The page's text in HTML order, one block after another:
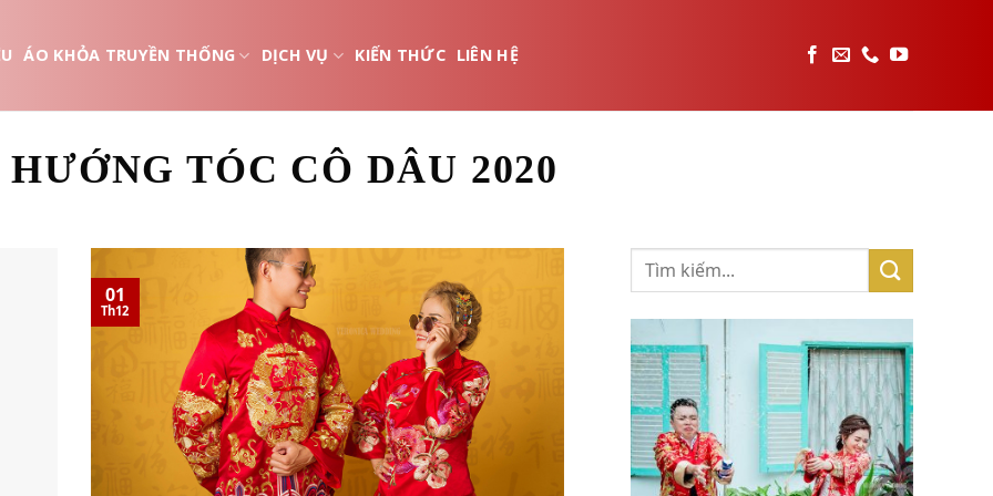
ÁO KHỎA TRUYỀN THỐNG DỊCH VỤ KIẾN THỨC LIÊN HỆ
TÓC CÔ DÂU 2020
01
Th12